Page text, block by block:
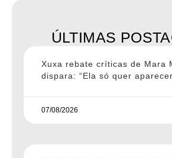
ÚLTIMAS
Xuxa rebate críticas de Mara
dispara: “Ela só quer
07/08/2026